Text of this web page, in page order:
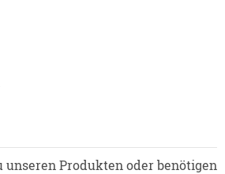
unseren Produkten oder benötigen